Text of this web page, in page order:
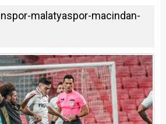
malatyaspor-macindan-